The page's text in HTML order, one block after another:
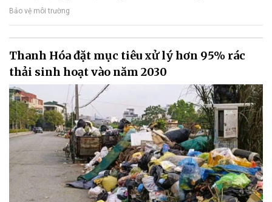
Bảo vệ môi trường
Thanh Hóa đặt mục tiêu xử lý hơn 95% rác
thải sinh hoạt vào năm 2030